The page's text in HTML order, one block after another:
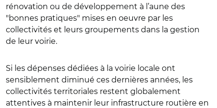
rénovation ou de développement à l’aune des
"bonnes pratiques" mises en oeuvre par les
collectivités et leurs groupements dans la gestion
de leur voirie.
Si les dépenses dédiées à la voirie locale ont
sensiblement diminué ces dernières années, les
collectivités territoriales restent globalement
attentives à maintenir leur infrastructure routière en